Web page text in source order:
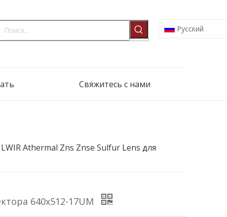
Pусский
Свяжитесь с нами
Athermal Zns Znse Sulfur Lens для
640x512-17UM